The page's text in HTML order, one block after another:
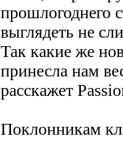
прошлогоднего
выглядеть не
Так какие же
принесла нам
расскажет
Поклонникам